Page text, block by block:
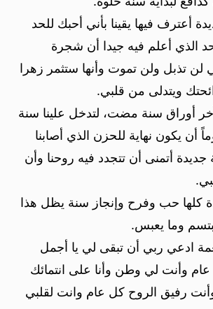
أعترف فيها يقينا بأني أحبك للحد
الذي أعلم فيه جيدا أن شجرة
لن تذبل ولن تموت وأنها ستثمر زهرا
ويتدلى من قلبي.
أوراق سنة مضت، لتدخل علينا سنة
أن يكون نهاية للحزن الذي أصابنا
جديدة أتمنى أن تتجدد فيه روحنا وأن
كلها حب وفرح وإنجاز سنة يظل هذا
وما يعبس.
ادعي ربي أن تبقى لي يا أجمل
عام وأنت لي وطن وأنا على انتمائك
رفيق الروح كل عام وانت لقلبي